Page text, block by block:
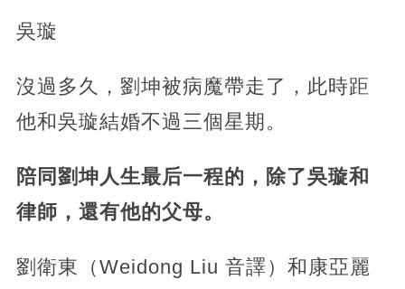
吳璇
沒過多久，劉坤被病魔帶走了，此時距
他和吳璇結婚不過三個星期。
陪同劉坤人生最后一程的，除了吳璇和
律師，還有他的父母。
劉衛東（Weidong Liu 音譯）和康亞麗